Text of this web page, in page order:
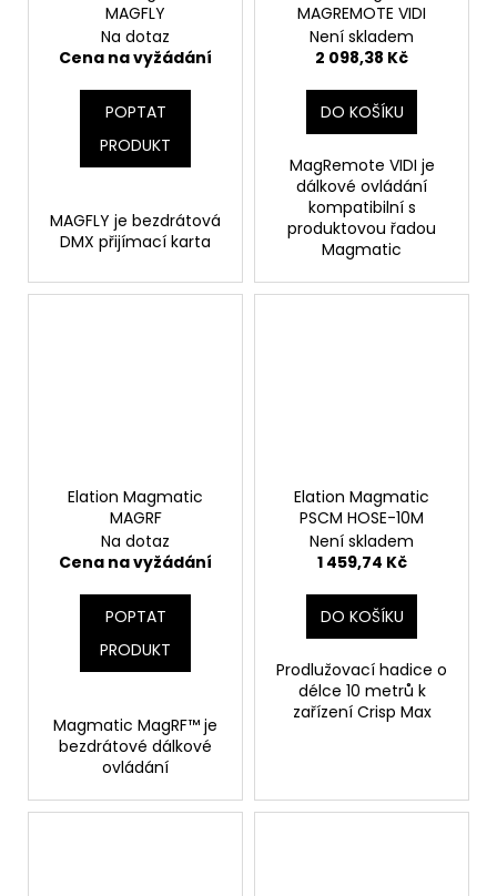
MAGFLY
Na dotaz
Cena na vyžádání
POPTAT
PRODUKT
MAGFLY je bezdrátová
DMX přijímací karta
MAGREMOTE VIDI
Není skladem
2 098,38 Kč
DO KOŠÍKU
MagRemote VIDI je
dálkové ovládání
kompatibilní s
produktovou řadou
Magmatic
Elation Magmatic
MAGRF
Na dotaz
Cena na vyžádání
POPTAT
PRODUKT
Magmatic MagRF™ je
bezdrátové dálkové
ovládání
Elation Magmatic
PSCM HOSE-10M
Není skladem
1 459,74 Kč
DO KOŠÍKU
Prodlužovací hadice o
délce 10 metrů k
zařízení Crisp Max